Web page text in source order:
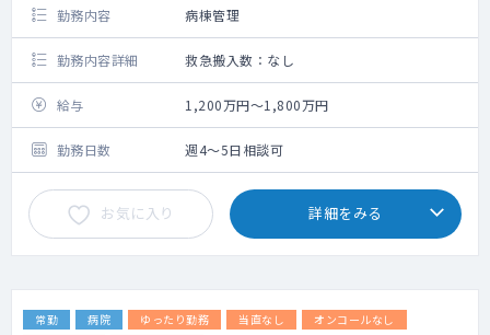
勤務内容 病棟管理
勤務内容詳細 救急搬入数：なし
給与 1,200万円～1,800万円
勤務日数 週4～5日相談可
お気に入り 詳細をみる
常勤 病院 ゆったり勤務 当直なし
オンコールなし